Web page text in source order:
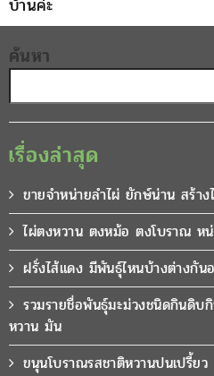
บ้านค่ะ
ค้นหา
เรื่องล่าสุด
ขายจำหน่ายลำไผ่ ยักษ์น่าน สร้า
ไผ่ตงหวาน ตงหม้อ ตงโบราณ ห
ฝรั่งไส้แดง มีพันธุ์ไหนบ้างต่างกัน
รวมรายชื่อพันธุ์มะม่วงชนิดกินดิบ
หวาน มัน
ขนุนโบราณรสชาติหวานปนเปรี้ยว